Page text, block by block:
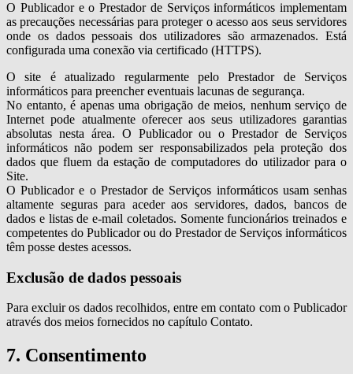
O Publicador e o Prestador de Serviços informáticos implementam
as precauções necessárias para proteger o acesso aos seus servidores
onde os dados pessoais dos utilizadores são armazenados. Está
configurada uma conexão via certificado (HTTPS).
O site é atualizado regularmente pelo Prestador de Serviços
informáticos para preencher eventuais lacunas de segurança.
No entanto, é apenas uma obrigação de meios, nenhum serviço de
Internet pode atualmente oferecer aos seus utilizadores garantias
absolutas nesta área. O Publicador ou o Prestador de Serviços
informáticos não podem ser responsabilizados pela proteção dos
dados que fluem da estação de computadores do utilizador para o
Site.
O Publicador e o Prestador de Serviços informáticos usam senhas
altamente seguras para aceder aos servidores, dados, bancos de
dados e listas de e-mail coletados. Somente funcionários treinados e
competentes do Publicador ou do Prestador de Serviços informáticos
têm posse destes acessos.
Exclusão de dados pessoais
Para excluir os dados recolhidos, entre em contato com o Publicador
através dos meios fornecidos no capítulo Contato.
7. Consentimento